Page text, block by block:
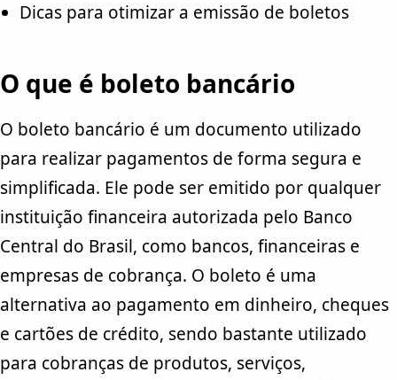
Dicas para otimizar a emissão de boletos
O que é boleto bancário
O boleto bancário é um documento utilizado
para realizar pagamentos de forma segura e
simplificada. Ele pode ser emitido por qualquer
instituição financeira autorizada pelo Banco
Central do Brasil, como bancos, financeiras e
empresas de cobrança. O boleto é uma
alternativa ao pagamento em dinheiro, cheques
e cartões de crédito, sendo bastante utilizado
para cobranças de produtos, serviços,